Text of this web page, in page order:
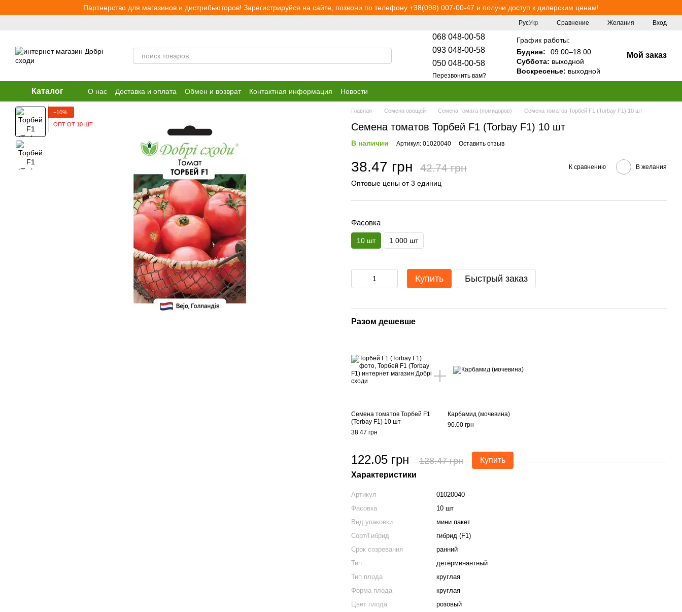
Перейти к основному контентуПартнерство для магазинов и дистрибьюторов! Зарегистрируйся на сайте, позвони по телефону +38(098) 007-00-47 и получи доступ к дилерским ценам!
РусУкр Сравнение Желания Вход
068 048-00-58
093 048-00-58
050 048-00-58
Перезвонить вам?
График работы:
Будние:
09:00–18:00
Суббота: выходной
Воскресенье: выходной
Мой заказ
Каталог О нас Доставка и оплата Обмен и возврат Контактная информация Новости
−10%
ОПТ ОТ 10 ШТ
Главная Семена овощей Семена томата (помидоров) Семена томатов Торбей F1 (Torbay F1) 10 шт
Семена томатов Торбей F1 (Torbay F1) 10 шт
В наличии Артикул: 01020040 Оставить отзыв
38.47 грн 42.74 грн К сравнению В желания
Оптовые цены от 3 единиц
Фасовка
10 шт 1 000 шт
Купить Быстрый заказ
Разом дешевше
Семена томатов Торбей F1
(Torbay F1) 10 шт
38.47 грн
Карбамид (мочевина)
90.00 грн
122.05 грн 128.47 грн
Купить
Характеристики
Артикул
01020040
Фасовка
10 шт
Вид упаковки
мини пакет
Сорт/Гибрид
гибрид (F1)
Срок созревания
ранний
Тип
детерминантный
Тип плода
круглая
Форма плода
круглая
Цвет плода
розовый